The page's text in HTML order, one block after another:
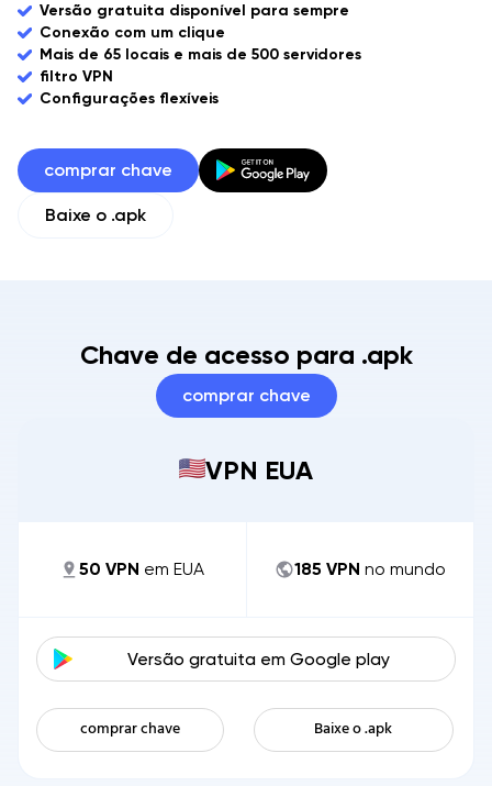
Versão gratuita disponível para sempre
Conexão com um clique
Mais de 65 locais e mais de 500 servidores
filtro VPN
Configurações flexíveis
comprar chave
Baixe o .apk
Chave de acesso para .apk
comprar chave
VPN EUA
50 VPN emEUA 185 VPN no mundo
Versão gratuita em Google play
comprar chave Baixe o .apk